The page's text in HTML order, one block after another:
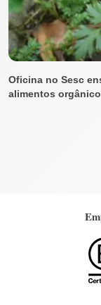
Oficina no Sesc
alimentos